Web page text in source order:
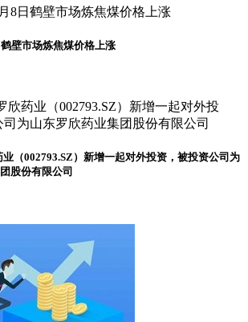
壁市场炼焦煤价格上涨
（002793.SZ）新增一起对外投资，被投资公司为
股份有限公司